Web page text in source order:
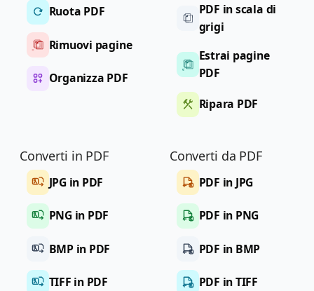
Ruota PDF
Rimuovi pagine
Organizza PDF
PDF in scala di
grigi
Estrai pagine
PDF
Ripara PDF
Converti in PDF
JPG in PDF
PNG in PDF
BMP in PDF
TIFF in PDF
Converti da PDF
PDF in JPG
PDF in PNG
PDF in BMP
PDF in TIFF